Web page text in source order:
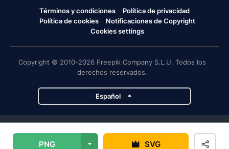
PNG SVG
Términos y condiciones
Política de privacidad
Política de cookies
Notificaciones de Copyright
Cookies settings
Copyright © 2010-2026 Freepik Company S.L.U. Todos los
derechos reservados.
Español